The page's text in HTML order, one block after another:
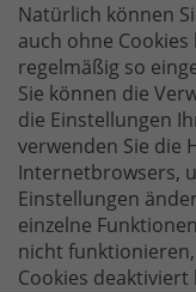
Natürlich können
auch ohne
regelmäßig so
Sie können die
die Einstellungen
verwenden Sie die
Internetbrowsers,
Einstellungen
einzelne
nicht
Cookies deaktiviert